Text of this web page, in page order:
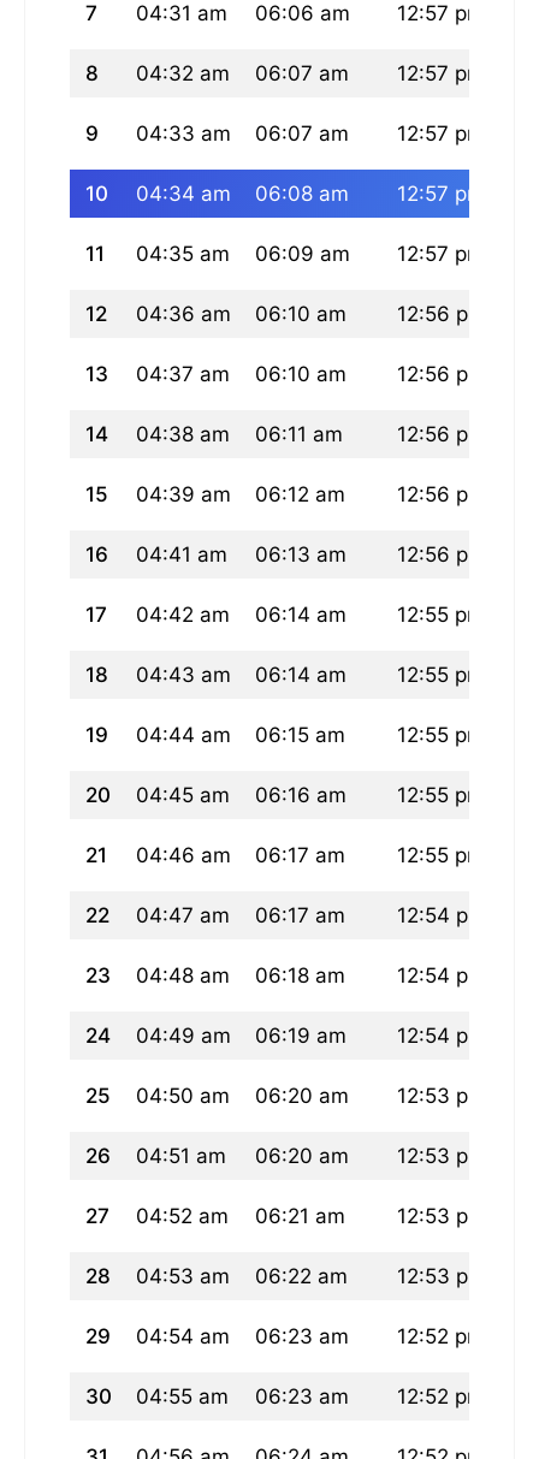
7 04:31 am 06:06 am 12:57 pm
8 04:32 am 06:07 am 12:57 pm
9 04:33 am 06:07 am 12:57 pm
10 04:34 am 06:08 am 12:57 pm
11 04:35 am 06:09 am 12:57 pm
12 04:36 am 06:10 am 12:56 pm
13 04:37 am 06:10 am 12:56 pm
14 04:38 am 06:11 am 12:56 pm
15 04:39 am 06:12 am 12:56 pm
16 04:41 am 06:13 am 12:56 pm
17 04:42 am 06:14 am 12:55 pm
18 04:43 am 06:14 am 12:55 pm
19 04:44 am 06:15 am 12:55 pm
20 04:45 am 06:16 am 12:55 pm
21 04:46 am 06:17 am 12:55 pm
22 04:47 am 06:17 am 12:54 pm
23 04:48 am 06:18 am 12:54 pm
24 04:49 am 06:19 am 12:54 pm
25 04:50 am 06:20 am 12:53 pm
26 04:51 am 06:20 am 12:53 pm
27 04:52 am 06:21 am 12:53 pm
28 04:53 am 06:22 am 12:53 pm
29 04:54 am 06:23 am 12:52 pm
30 04:55 am 06:23 am 12:52 pm